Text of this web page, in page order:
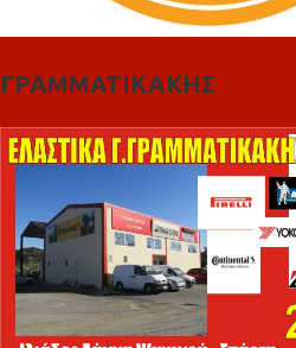
ΓΡΑΜΜΑΤΙΚΑΚΗΣ